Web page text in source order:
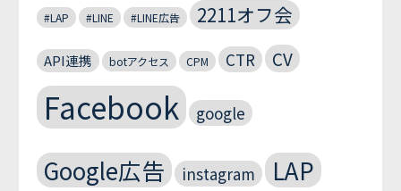
#LAP #LINE #LINE広告 2211オフ会
API連携 botアクセス CPM CTR CV
Facebook google
Google広告 instagram LAP